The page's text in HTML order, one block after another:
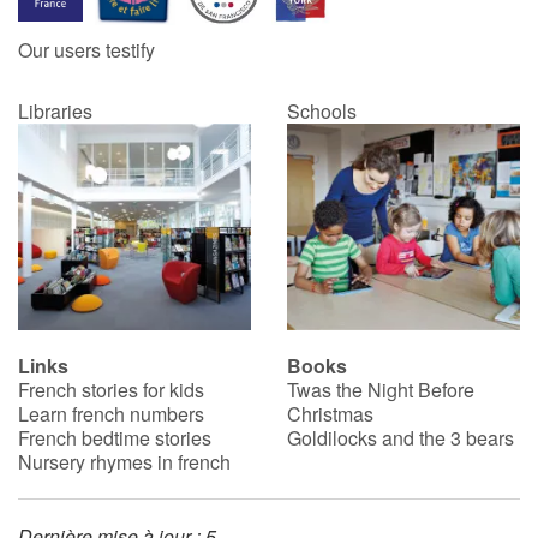
Catalogue anglais
Contraste +
Help
Home
Family
Schools
Libraries
Our users testify
Libraries Schools
Links
French stories for kids
Learn french numbers
French bedtime stories
Nursery rhymes in french
Books
Twas the Night Before
Christmas
Goldilocks and the 3 bears